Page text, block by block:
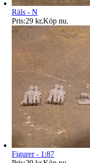
Räls - N
Pris:29 kr,Köp nu.
Figurer - 1:87